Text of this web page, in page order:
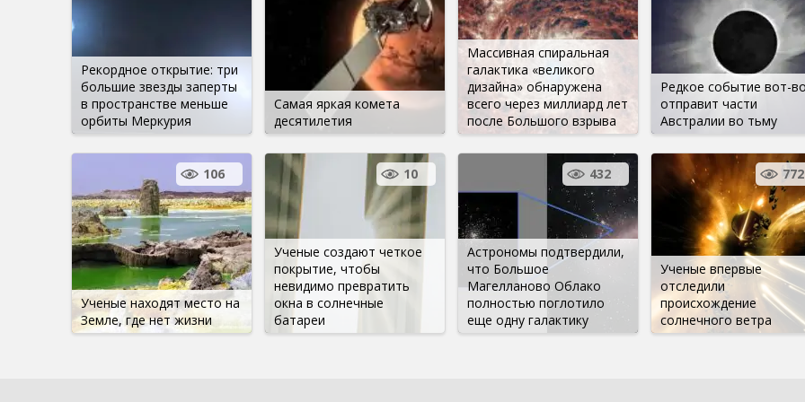
Рекордное открытие: три
большие звезды заперты
в пространстве меньше
орбиты Меркурия
Самая яркая комета
десятилетия
Массивная спиральная
галактика «великого
дизайна» обнаружена
всего через миллиард лет
после Большого взрыва
Редкое событие вот-
отправит части
Австралии во тьму
Ученые находят место на
Земле, где нет жизни
106
Ученые создают четкое
покрытие, чтобы
невидимо превратить
окна в солнечные
батареи
10
Астрономы подтвердили,
что Большое
Магелланово Облако
полностью поглотило
еще одну галактику
432
Ученые впервые
отследили
происхождение
солнечного ветра
772